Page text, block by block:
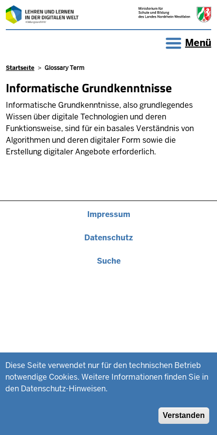
Direkt zum Inhalt
Diese Seite verwendet nur für den technischen Betrieb
notwendige Cookies. Weitere Informationen finden Sie in
den Datenschutz-Hinweisen.
Verstanden
Menü
Pfadnavigation
Startseite Glossary Term
Informatische Grundkenntnisse
Informatische Grundkenntnisse, also grundlegendes
Wissen über digitale Technologien und deren
Funktionsweise, sind für ein basales Verständnis von
Algorithmen und deren digitaler Form sowie die
Erstellung digitaler Angebote erforderlich.
Impressum
Datenschutz
Suche